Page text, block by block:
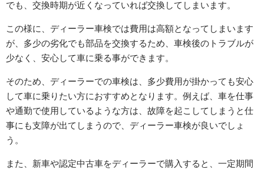
でも、交換時期が近くなっていれば交換してしまいます。
この様に、ディーラー車検では費用は高額となってしまいます
が、多少の劣化でも部品を交換するため、車検後のトラブルが
少なく、安心して車に乗る事ができます。
そのため、ディーラーでの車検は、多少費用が掛かっても安心
して車に乗りたい方におすすめとなります。例えば、車を仕事
や通勤で使用しているような方は、故障を起こしてしまうと仕
事にも支障が出てしまうので、ディーラー車検が良いでしょ
う。
また、新車や認定中古車をディーラーで購入すると、一定期間